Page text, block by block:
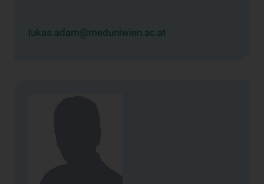
lukas.adam@meduniwien.ac.at